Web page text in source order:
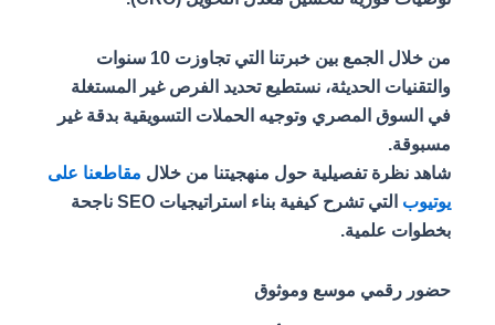
من خلال الجمع بين خبرتنا التي تجاوزت 10 سنوات
والتقنيات الحديثة، نستطيع تحديد الفرص غير المستغلة
في السوق المصري وتوجيه الحملات التسويقية بدقة غير
مسبوقة.
شاهد نظرة تفصيلية حول منهجيتنا من خلال مقاطعنا على
يوتيوب
التي تشرح كيفية بناء استراتيجيات SEO ناجحة
بخطوات علمية.
حضور رقمي موسع وموثوق